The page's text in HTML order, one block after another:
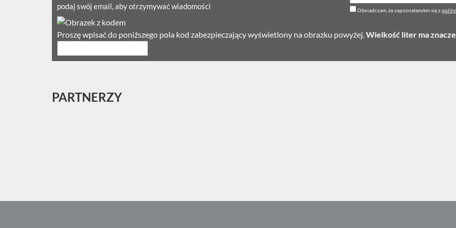
podaj swój email, aby otrzymywać wiadomości Oświadczam, że zapoznałam/em się z
Proszę wpisać do poniższego pola kod zabezpieczający wyświetlony na obrazku powyżej.Wielkość liter ma
PARTNERZY